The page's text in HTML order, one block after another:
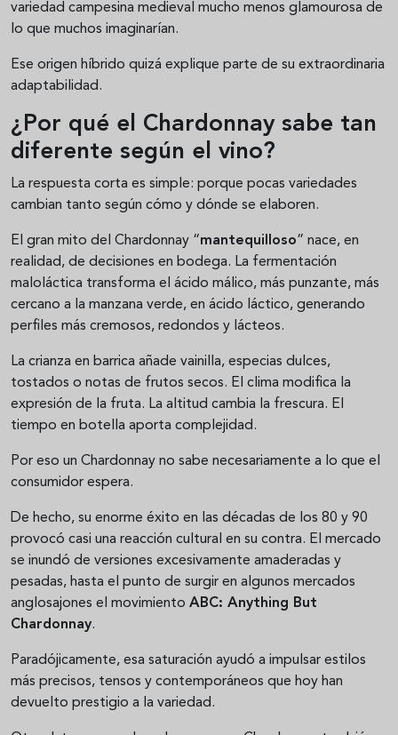
variedad campesina medieval mucho menos glamourosa de
lo que muchos imaginarían.
Ese origen híbrido quizá explique parte de su extraordinaria
adaptabilidad.
¿Por qué el Chardonnay sabe tan
diferente según el vino?
La respuesta corta es simple: porque pocas variedades
cambian tanto según cómo y dónde se elaboren.
El gran mito del Chardonnay “mantequilloso” nace, en
realidad, de decisiones en bodega. La fermentación
maloláctica transforma el ácido málico, más punzante, más
cercano a la manzana verde, en ácido láctico, generando
perfiles más cremosos, redondos y lácteos.
La crianza en barrica añade vainilla, especias dulces,
tostados o notas de frutos secos. El clima modifica la
expresión de la fruta. La altitud cambia la frescura. El
tiempo en botella aporta complejidad.
Por eso un Chardonnay no sabe necesariamente a lo que el
consumidor espera.
De hecho, su enorme éxito en las décadas de los 80 y 90
provocó casi una reacción cultural en su contra. El mercado
se inundó de versiones excesivamente amaderadas y
pesadas, hasta el punto de surgir en algunos mercados
anglosajones el movimiento ABC: Anything But
Chardonnay.
Paradójicamente, esa saturación ayudó a impulsar estilos
más precisos, tensos y contemporáneos que hoy han
devuelto prestigio a la variedad.